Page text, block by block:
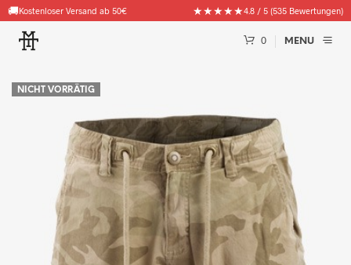
🚚Kostenloser Versand ab 50€ ★★★★★4.8 / 5 (535 Bewertungen)
0 MENU
NICHT VORRÄTIG